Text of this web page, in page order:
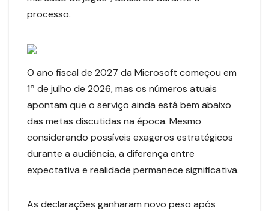
processo.
O ano fiscal de 2027 da Microsoft começou em
1º de julho de 2026, mas os números atuais
apontam que o serviço ainda está bem abaixo
das metas discutidas na época. Mesmo
considerando possíveis exageros estratégicos
durante a audiência, a diferença entre
expectativa e realidade permanece significativa.
As declarações ganharam novo peso após